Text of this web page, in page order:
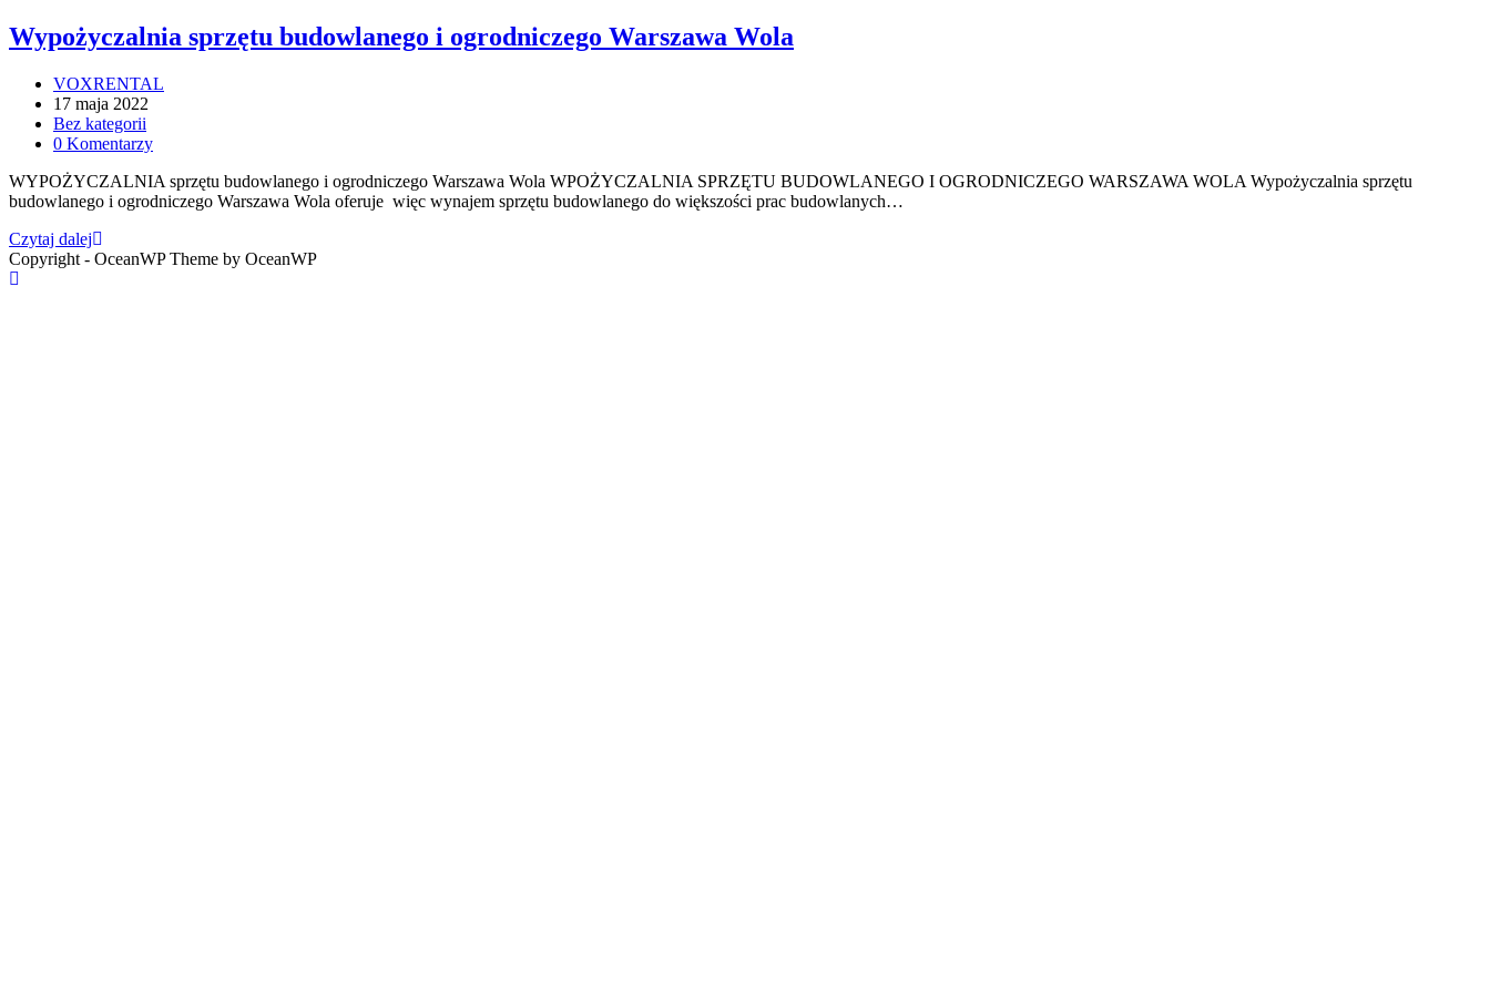
Wypożyczalnia sprzętu budowlanego i ogrodniczego Warszawa Wola
VOXRENTAL
17 maja 2022
Bez kategorii
0 Komentarzy
WYPOŻYCZALNIA sprzętu budowlanego i ogrodniczego Warszawa Wola WPOŻYCZALNIA SPRZĘTU BUDOWLANEGO I OGRODNICZEGO WARSZAWA WOLA Wypożyczalnia sprzętu
budowlanego i ogrodniczego Warszawa Wola oferuje więc wynajem sprzętu budowlanego do większości prac budowlanych…
Czytaj dalej
Copyright - OceanWP Theme by OceanWP